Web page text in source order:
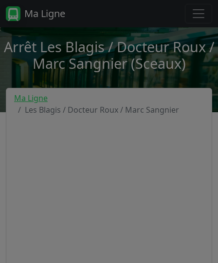
Ma Ligne
Arrêt Les Blagis / Docteur Roux /
Marc Sangnier (Sceaux)
Ma Ligne
Les Blagis / Docteur Roux / Marc Sangnier